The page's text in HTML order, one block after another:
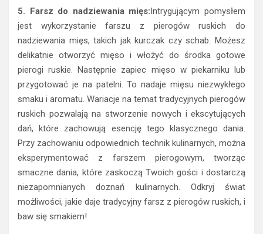
5. Farsz do nadziewania mięs:Intrygującym pomysłem
jest wykorzystanie farszu z pierogów ruskich do
nadziewania mięs, takich jak kurczak czy schab. Możesz
delikatnie otworzyć mięso i włożyć do środka gotowe
pierogi ruskie. Następnie zapiec mięso w piekarniku lub
przygotować je na patelni. To nadaje mięsu niezwykłego
smaku i aromatu. Wariacje na temat tradycyjnych pierogów
ruskich pozwalają na stworzenie nowych i ekscytujących
dań, które zachowują esencję tego klasycznego dania.
Przy zachowaniu odpowiednich technik kulinarnych, można
eksperymentować z farszem pierogowym, tworząc
smaczne dania, które zaskoczą Twoich gości i dostarczą
niezapomnianych doznań kulinarnych. Odkryj świat
możliwości, jakie daje tradycyjny farsz z pierogów ruskich, i
baw się smakiem!